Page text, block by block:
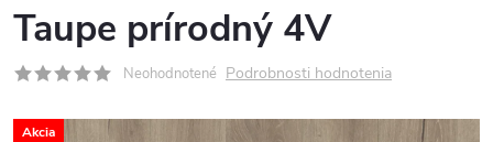
Taupe prírodný 4V
Neohodnotené Podrobnosti hodnotenia
Akcia